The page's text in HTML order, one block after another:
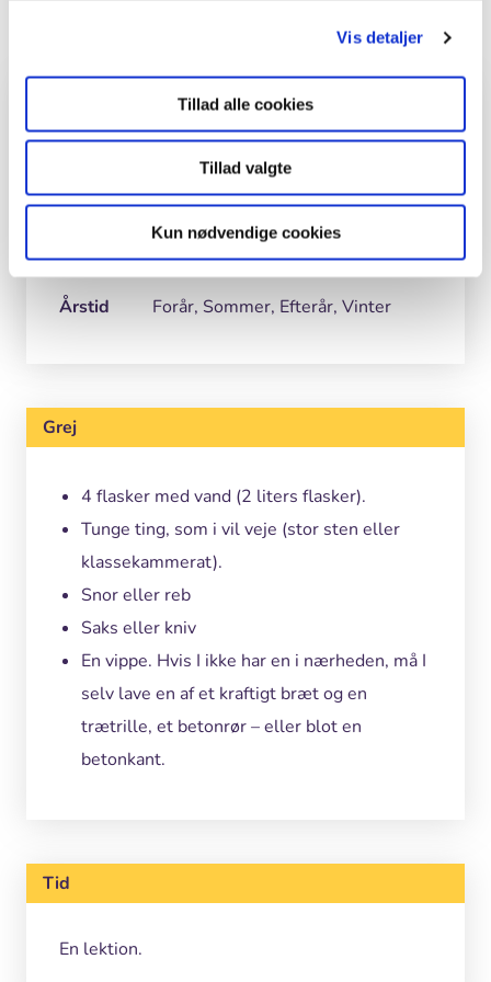
Vis detaljer
Tillad alle cookies
Tillad valgte
Kun nødvendige cookies
Hvem, hvad, hvor
Fysik/Kemi, Matematik
Klasse
7. - 9. klasse
Sted
By og kultur
Årstid
Forår, Sommer, Efterår, Vinter
Grej
4 flasker med vand (2 liters flasker).
Tunge ting, som i vil veje (stor sten eller
klassekammerat).
Snor eller reb
Saks eller kniv
En vippe. Hvis I ikke har en i nærheden, må I
selv lave en af et kraftigt bræt og en
trætrille, et betonrør – eller blot en
betonkant.
Tid
En lektion.